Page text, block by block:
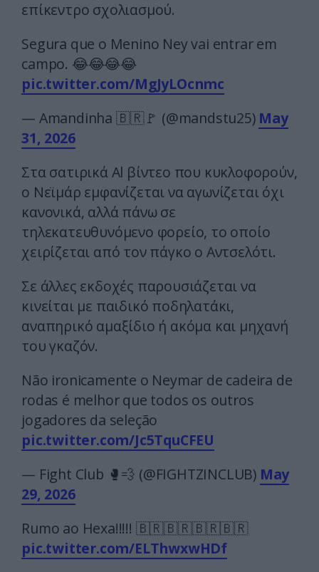
επίκεντρο σχολιασμού.
Segura que o Menino Ney vai entrar em
campo. 😂😂😂😂
pic.twitter.com/MgJyLOcnmc
— Amandinha 🇧🇷🚩 (@mandstu25) May
31, 2026
Στα σατιρικά Al βίντεο που κυκλοφορούν,
ο Νεϊμάρ εμφανίζεται να αγωνίζεται όχι
κανονικά, αλλά πάνω σε
τηλεκατευθυνόμενο φορείο, το οποίο
χειρίζεται από τον πάγκο ο Αντσελότι.
Σε άλλες εκδοχές παρουσιάζεται να
κινείται με παιδικό ποδηλατάκι,
αναπηρικό αμαξίδιο ή ακόμα και μηχανή
του γκαζόν.
Não ironicamente o Neymar de cadeira de
rodas é melhor que todos os outros
jogadores da seleção
pic.twitter.com/Jc5TquCFEU
— Fight Club 🥊💨 (@FIGHTZINCLUB) May
29, 2026
Rumo ao Hexa!!!!! 🇧🇷🇧🇷🇧🇷🇧🇷
pic.twitter.com/ELThwxwHDf